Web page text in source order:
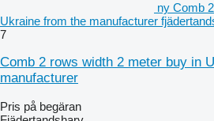
ny Comb
Ukraine from the manufacturer
7
Comb 2 rows width 2 meter buy in
manufacturer
Pris på begäran